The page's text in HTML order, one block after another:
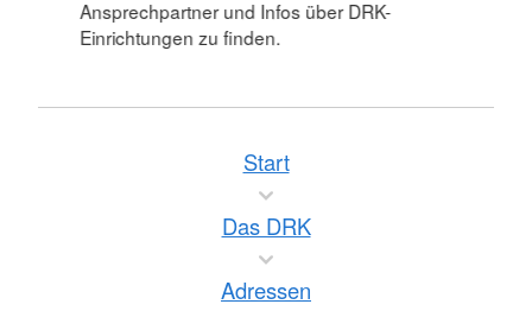
Ansprechpartner und Infos über DRK-
Einrichtungen zu finden.
Start
Das DRK
Adressen